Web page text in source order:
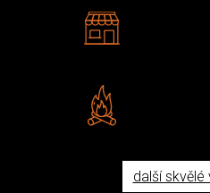
další skvělé